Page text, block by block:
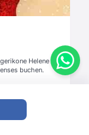
Helene
buchen.
anfragen